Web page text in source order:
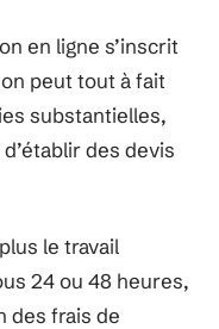
en ligne s’inscrit
peut tout à fait
substantielles,
des devis
le travail
24 ou 48 heures,
des frais de